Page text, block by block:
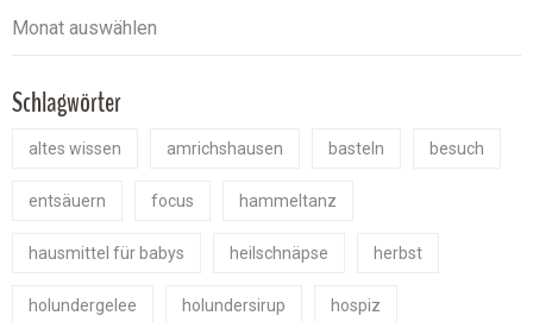
Schlagwörter
altes wissen amrichshausen basteln besuch
entsäuern focus hammeltanz
hausmittel für babys heilschnäpse herbst
holundergelee holundersirup hospiz